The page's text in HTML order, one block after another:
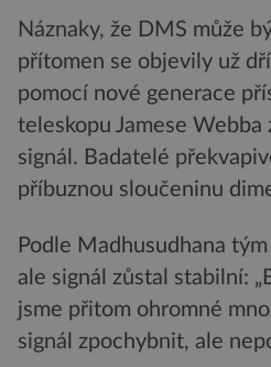
Náznaky, že DMS může
přítomen se objevily už
pomocí nové generace
teleskopu Jamese
signál. Badatelé
příbuznou sloučeninu
Podle Madhusudhana
ale signál zůstal stabilní:
jsme přitom ohromné
signál zpochybnit, ale